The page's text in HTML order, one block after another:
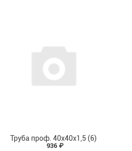
Труба проф. 40х40х1,5 (6)
936 ₽